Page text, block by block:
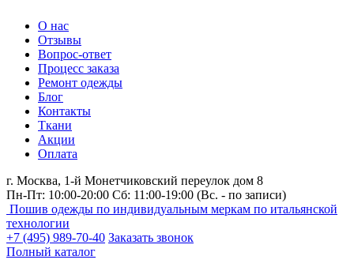
О нас
Отзывы
Вопрос-ответ
Процесс заказа
Ремонт одежды
Блог
Контакты
Ткани
Акции
Оплата
г. Москва, 1-й Монетчиковский переулок дом 8
Пн-Пт: 10:00-20:00 Сб: 11:00-19:00 (Вс. - по записи)
Пошив одежды по индивидуальным меркам по итальянской
технологии
+7 (495) 989-70-40 Заказать звонок
Полный каталог